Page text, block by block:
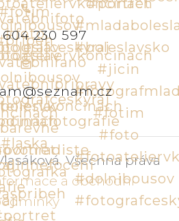
604 230 597
.Všechna práva
a obchodní